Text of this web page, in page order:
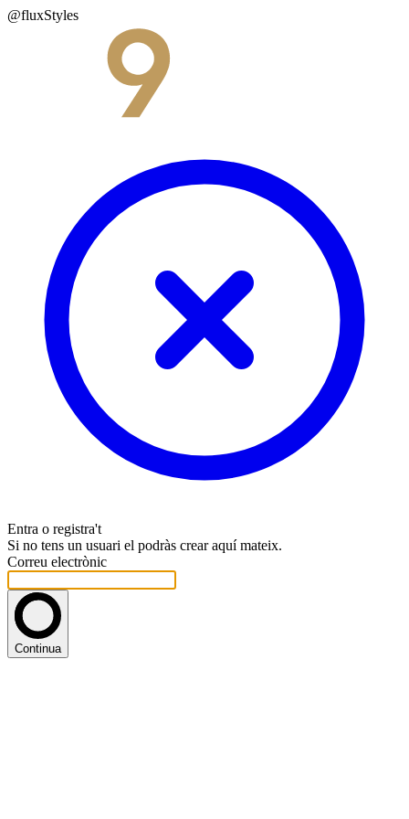
@fluxStyles
Entra o registra't
Si no tens un usuari el podràs crear aquí mateix.
Correu electrònic
Continua